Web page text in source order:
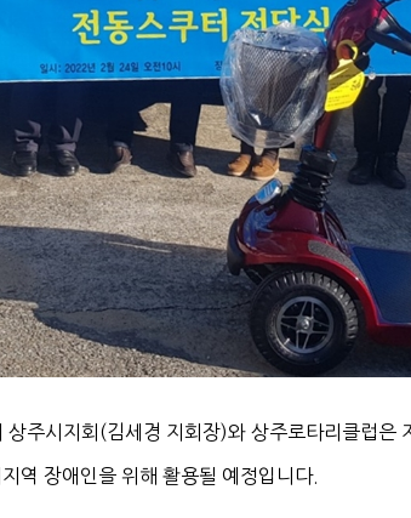
주시지회(김세경 지회장)와 상주로타리클럽은
역 장애인을 위해 활용될 예정입니다.